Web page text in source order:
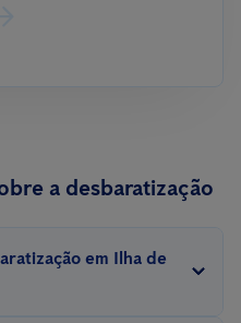
a desbaratização
em Ilha de